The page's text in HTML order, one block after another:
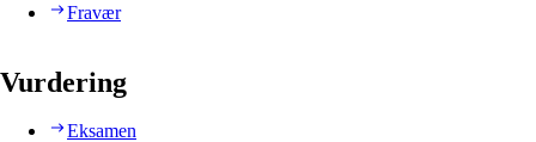
Fravær
Vurdering
Eksamen